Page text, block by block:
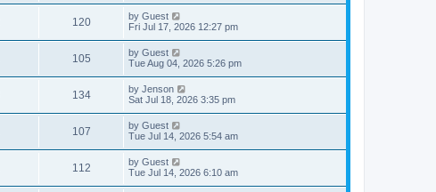
120 by Guest
Fri Jul 17, 2026 12:27 pm
105 by Guest
Tue Aug 04, 2026 5:26 pm
134 by Jenson
Sat Jul 18, 2026 3:35 pm
107 by Guest
Tue Jul 14, 2026 5:54 am
112 by Guest
Tue Jul 14, 2026 6:10 am